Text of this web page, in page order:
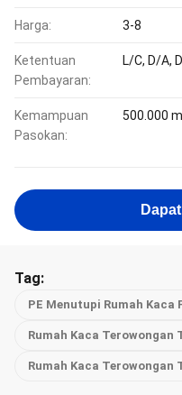
Harga: 3-8
Ketentuan
Pembayaran:
L/C, D/A,
Kemampuan
Pasokan:
500.000
Tag:
PE Menutupi Rumah
Rumah Kaca Terowongan
Rumah Kaca Terowongan